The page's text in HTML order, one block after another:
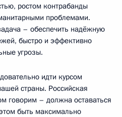
ростом контрабанды
проблемами.
– обеспечить надёжную
быстро и эффективно
угрозы.
идти курсом
страны. Российская
говорим – должна оставаться
быть максимально